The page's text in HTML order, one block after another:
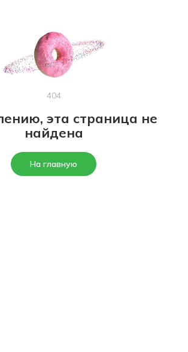
404
эта страница не
найдена
На главную